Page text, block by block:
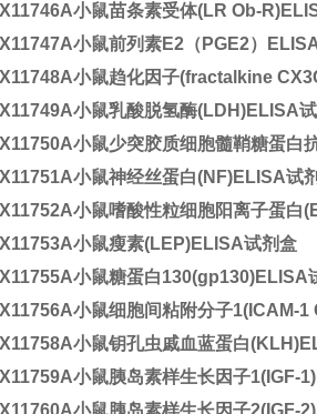
小鼠苗条素受体(LR Ob-
小鼠前列素E2（PGE2）
小鼠趋化因子(fractalkine
小鼠乳酸脱氢酶(LDH)ELISA
小鼠少突胶质细胞髓鞘糖蛋白
小鼠神经丝蛋白(NF)ELISA试
小鼠嗜酸性粒细胞阳离子蛋白
小鼠瘦素(LEP)ELISA试剂盒
小鼠糖蛋白130(gp130)ELISA
小鼠细胞间粘附分子1(ICAM-
小鼠钥孔虫戚血蓝蛋白
小鼠胰岛素样生长因子1(IGF-
小鼠胰岛素样生长因子2(IGF-